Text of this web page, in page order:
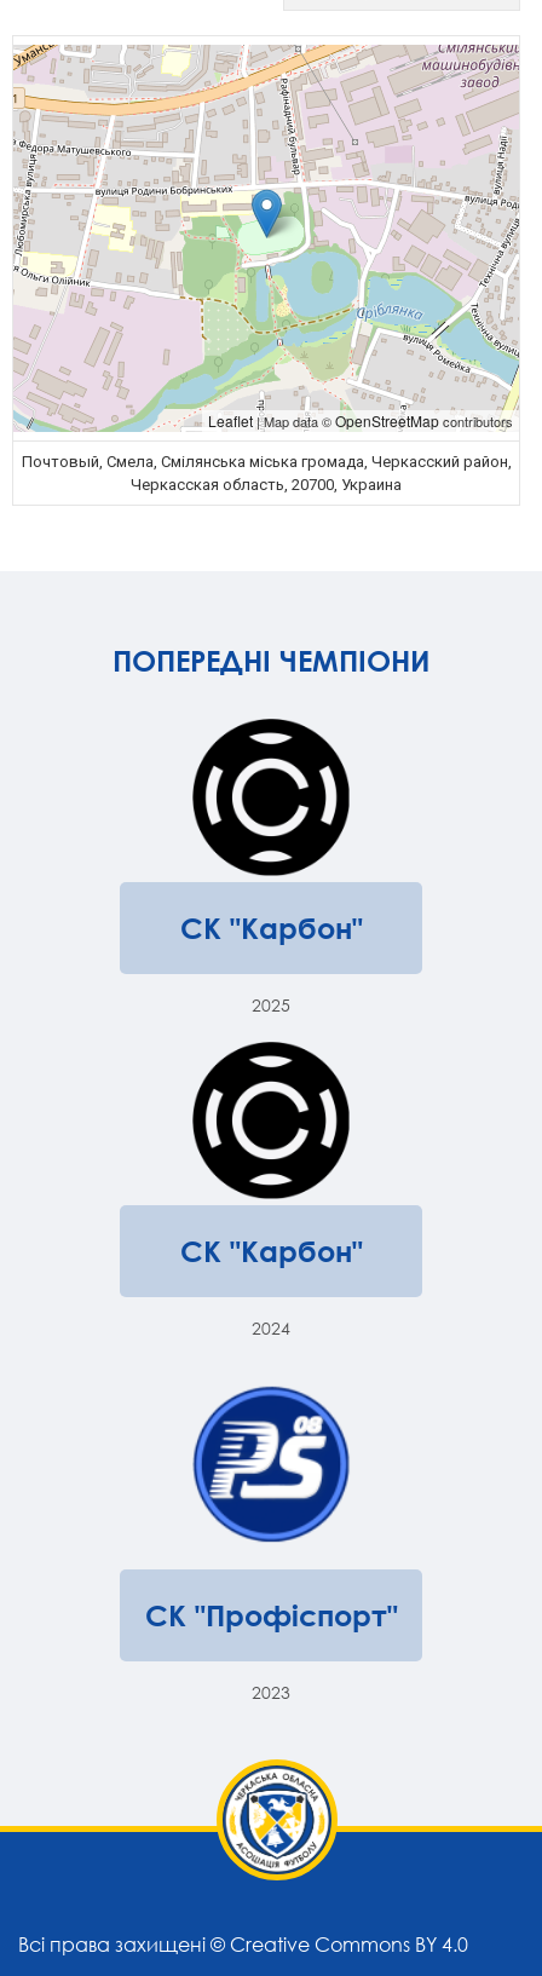
Leaflet| Map data ©OpenStreetMapcontributors
Почтовый, Смела, Смілянська міська громада, Черкасский район,
Черкасская область, 20700, Украина
ПОПЕРЕДНІ ЧЕМПІОНИ
СК "Карбон"
2025
СК "Карбон"
2024
СК "Профіспорт"
2023
Всі права захищені © Creative Commons BY 4.0